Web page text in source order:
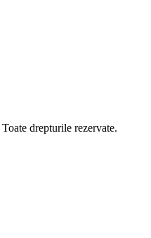
Toate drepturile rezervate.